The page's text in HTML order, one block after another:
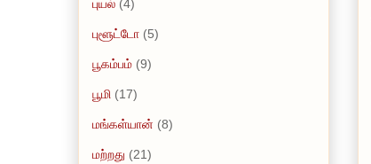
புயல் (4)
புளூட்டோ (5)
பூகம்பம் (9)
பூமி (17)
மங்கள்யான் (8)
மற்றது (21)